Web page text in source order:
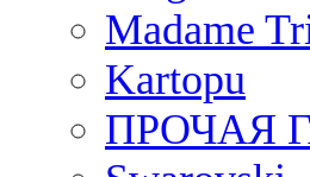
Madame
Kartopu
ПРОЧАЯ